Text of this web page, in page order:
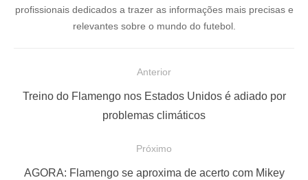
profissionais dedicados a trazer as informações mais precisas e
relevantes sobre o mundo do futebol.
Anterior
P
a
Treino do Flamengo nos Estados Unidos é adiado por
problemas climáticos
Próximo
P
AGORA: Flamengo se aproxima de acerto com Mikey